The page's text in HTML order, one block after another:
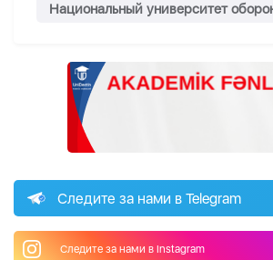
Национальный университет
Следите за нами в Telegram
Следите за нами в Instagram